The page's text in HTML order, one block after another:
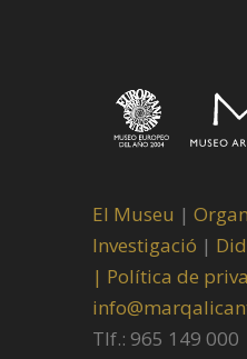
El Museu |
Investigació |
| Política de
Tlf.: 965 149 000